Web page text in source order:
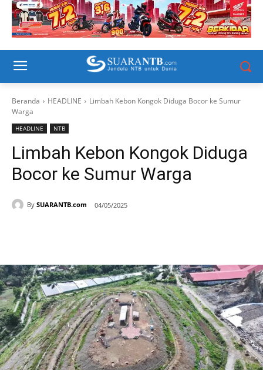
Beranda HEADLINE
Limbah Kebon Kongok Diduga Bocor ke Sumur
Warga
HEADLINE NTB
Limbah Kebon Kongok Diduga
Bocor ke Sumur Warga
By SUARANTB.com 04/05/2025